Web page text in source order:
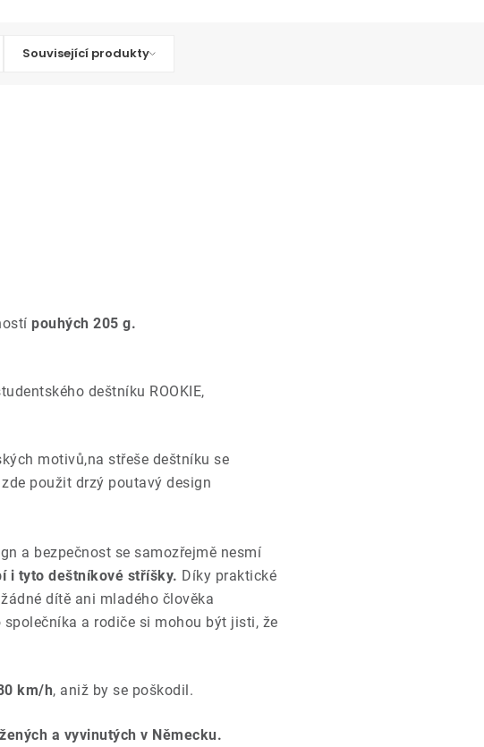
Související produkty
pouhých 205 g.
deštníku ROOKIE,
motivů,na střeše deštníku se
použit drzý poutavý design
a bezpečnost se samozřejmě nesmí
i tyto deštníkové stříšky. Díky praktické
dítě ani mladého člověka
a rodiče si mohou být jisti, že
km/h, aniž by se poškodil.
a vyvinutých v Německu.